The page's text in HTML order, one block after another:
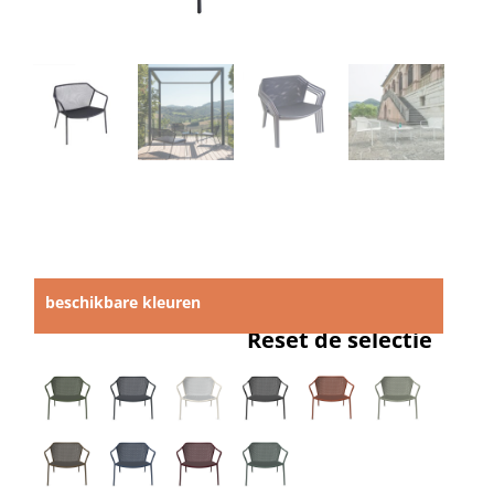
Deck Chairs + voetbanken
Decoratie kussens
Buitenkleden
Tuinkussens
beschikbare kleuren
Reset de selectie